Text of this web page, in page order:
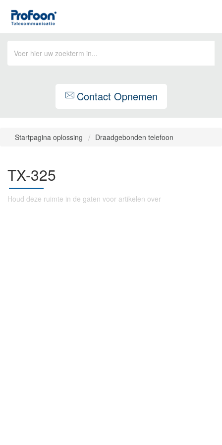
Contact Opnemen
Startpagina oplossing Draadgebonden telefoon
TX-325
Houd deze ruimte in de gaten voor artikelen over